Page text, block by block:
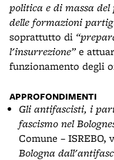
politica e di massa
delle formazioni
soprattutto di
l'insurrezione”e
funzionamento degli
APPROFONDIMENTI
Gli antifascisti, i
fascismo nel
Comune –
Bologna